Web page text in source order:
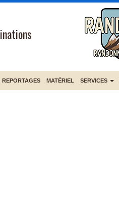
REPORTAGES MATÉRIEL SERVICES